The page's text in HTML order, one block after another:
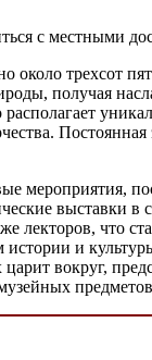
с местными
около трехсот
получая
мероприятия,
выставки в
лекторов, что
и
вокруг,